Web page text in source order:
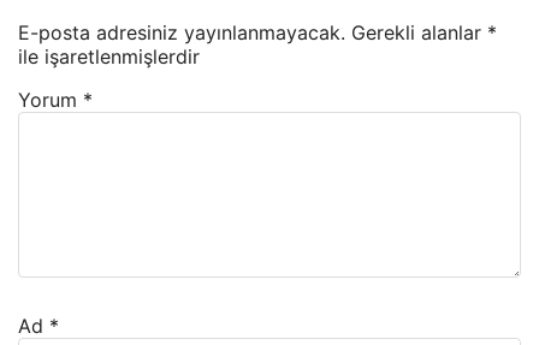
E-posta adresiniz yayınlanmayacak. Gerekli alanlar *
ile işaretlenmişlerdir
Yorum *
Ad *